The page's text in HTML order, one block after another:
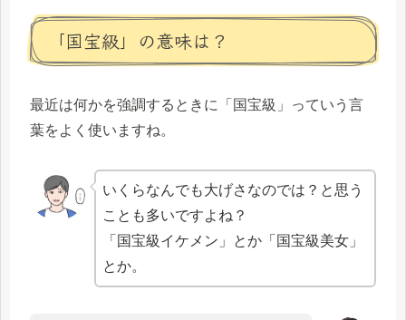
「国宝級」の意味は？
最近は何かを強調するときに「国宝級」っていう言
葉をよく使いますね。
いくらなんでも大げさなのでは？と思う
ことも多いですよね？
「国宝級イケメン」とか「国宝級美女」
とか。